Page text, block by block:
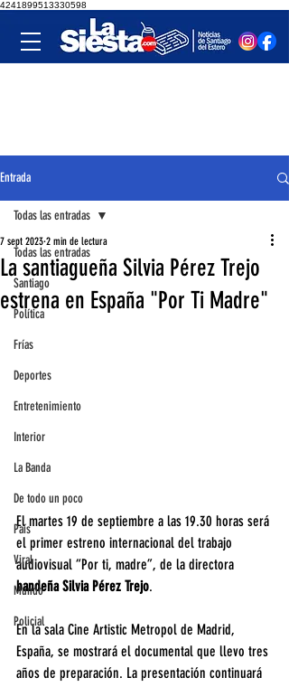
4241899513330598
Entrada
Todas las entradas
Santiago
Política
Frías
Deportes
Entretenimiento
Interior
La Banda
De todo un poco
País
Viral
Mundo
Policial
Todas las entradas
La santiagueña Silvia Pérez Trejo
estrena en España "Por Ti Madre"
7 sept 2023 2 min de lectura
El martes 19 de septiembre a las 19.30 horas será
el primer estreno internacional del trabajo
audiovisual “Por ti, madre”, de la directora
bandeña Silvia Pérez Trejo.
En la sala Cine Artistic Metropol de Madrid,
España, se mostrará el documental que llevo tres
años de preparación. La presentación continuará